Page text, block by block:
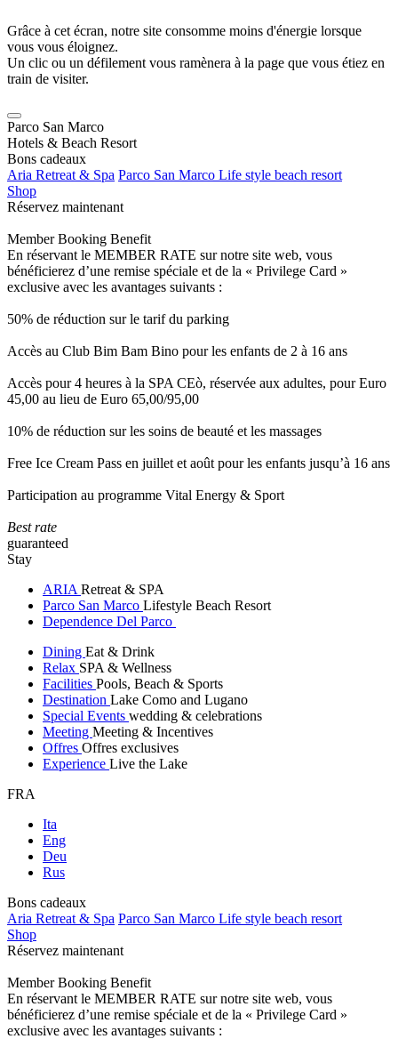
Grâce à cet écran, notre site consomme moins d'énergie lorsque
vous vous éloignez.
Un clic ou un défilement vous ramènera à la page que vous étiez en
train de visiter.
Parco San Marco
Hotels & Beach Resort
Bons cadeaux
Aria Retreat & Spa Parco San Marco Life style beach resort
Shop
Réservez maintenant
Member Booking Benefit
En réservant le MEMBER RATE sur notre site web, vous
bénéficierez d’une remise spéciale et de la « Privilege Card »
exclusive avec les avantages suivants :
50% de réduction sur le tarif du parking
Accès au Club Bim Bam Bino pour les enfants de 2 à 16 ans
Accès pour 4 heures à la SPA CEò, réservée aux adultes, pour Euro
45,00 au lieu de Euro 65,00/95,00
10% de réduction sur les soins de beauté et les massages
Free Ice Cream Pass en juillet et août pour les enfants jusqu’à 16 ans
Participation au programme Vital Energy & Sport
Best rate
guaranteed
Stay
ARIA Retreat & SPA
Parco San Marco Lifestyle Beach Resort
Dependence Del Parco
Dining Eat & Drink
Relax SPA & Wellness
Facilities Pools, Beach & Sports
Destination Lake Como and Lugano
Special Events wedding & celebrations
Meeting Meeting & Incentives
Offres Offres exclusives
Experience Live the Lake
FRA
Ita
Eng
Deu
Rus
Bons cadeaux
Aria Retreat & Spa Parco San Marco Life style beach resort
Shop
Réservez maintenant
Member Booking Benefit
En réservant le MEMBER RATE sur notre site web, vous
bénéficierez d’une remise spéciale et de la « Privilege Card »
exclusive avec les avantages suivants :